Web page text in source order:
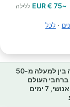
~75 € EUR ללילה
· לכל
השוואה בין למעלה מ-50
העולם
שירות אנושי, 7 ימים